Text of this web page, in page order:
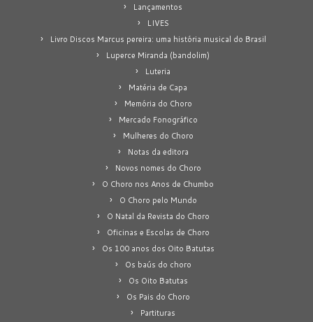
Lançamentos
LIVES
Livro Discos Marcus pereira: uma história musical do Brasil
Luperce Miranda (bandolim)
Luteria
Matéria de Capa
Memória do Choro
Mercado Fonográfico
Mulheres do Choro
Notas da editora
Novos nomes do Choro
O Choro nos Anos de Chumbo
O Choro pelo Mundo
O Natal da Revista do Choro
Oficinas e Escolas de Choro
Os 100 anos dos Oito Batutas
Os baús do choro
Os Oito Batutas
Os Pais do Choro
Partituras